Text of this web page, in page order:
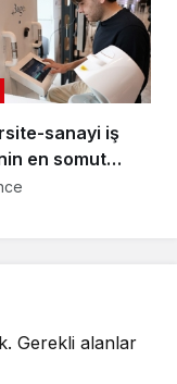
sanayi iş
en somut
eCliniq
Gerekli alanlar